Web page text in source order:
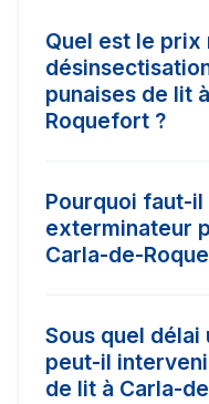
Quel est le prix
punaises de lit
Roquefort ?
varie selon
surface à traiter.
constatés dans la
Pourquoi faut-
exterminateur
Carla-de-
classique à Carla-
concentration
pour détruire les
Sous quel
peut-il
de lit à Carla-